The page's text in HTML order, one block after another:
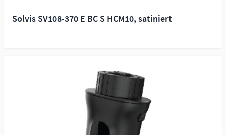
Solvis SV108-370 E BC S HCM10, satiniert